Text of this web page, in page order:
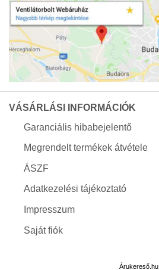
VÁSÁRLÁSI INFORMÁCIÓK
Garanciális hibabejelentő
Megrendelt termékek átvétele
ÁSZF
Adatkezelési tájékoztató
Impresszum
Saját fiók
Árukereső.hu